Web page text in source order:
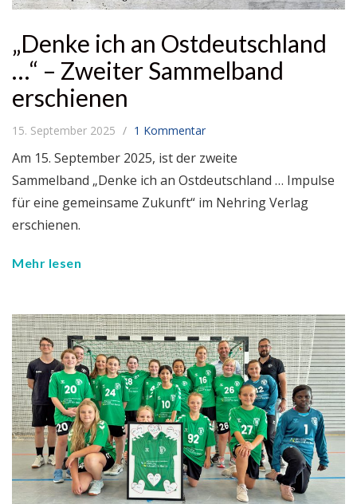
„Denke ich an Ostdeutschland
…“ – Zweiter Sammelband
erschienen
15. September 2025 1 Kommentar
Am 15. September 2025, ist der zweite
Sammelband „Denke ich an Ostdeutschland … Impulse
für eine gemeinsame Zukunft“ im Nehring Verlag
erschienen.
Mehr lesen